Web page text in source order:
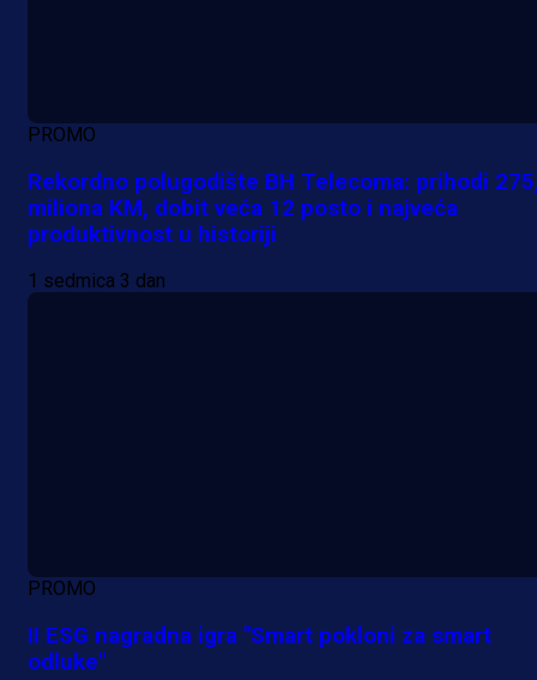
PROMO
Rekordno polugodište BH Telecoma: prihodi
miliona KM, dobit veća 12 posto i najveća
produktivnost u historiji
1 sedmica 3 dan
PROMO
II ESG nagradna igra "Smart pokloni za smart
odluke"